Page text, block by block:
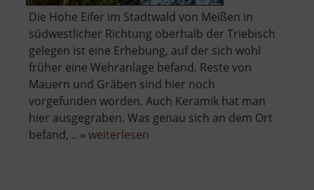
Die Hohe Eifer im Stadtwald von Meißen in
südwestlicher Richtung oberhalb der Triebisch
gelegen ist eine Erhebung, auf der sich wohl
früher eine Wehranlage befand. Reste von
Mauern und Gräben sind hier noch
vorgefunden worden. Auch Keramik hat man
hier ausgegraben. Was genau sich an dem Ort
befand, .. » weiterlesen